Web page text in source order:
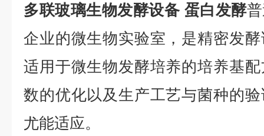
多联玻璃生物发酵设备 蛋白发酵
企业的微生物实验室，是精密发
适用于微生物发酵培养的培养基
数的优化以及生产工艺与菌种的
尤能适应。